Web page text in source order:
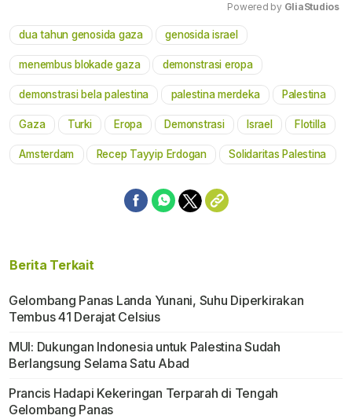
Powered by GliaStudios
dua tahun genosida gaza genosida israel
menembus blokade gaza demonstrasi eropa
demonstrasi bela palestina palestina merdeka Palestina
Gaza Turki Eropa Demonstrasi Israel Flotilla
Amsterdam Recep Tayyip Erdogan Solidaritas Palestina
Berita Terkait
Gelombang Panas Landa Yunani, Suhu Diperkirakan
Tembus 41 Derajat Celsius
MUI: Dukungan Indonesia untuk Palestina Sudah
Berlangsung Selama Satu Abad
Prancis Hadapi Kekeringan Terparah di Tengah
Gelombang Panas